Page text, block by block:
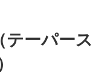
テーパース